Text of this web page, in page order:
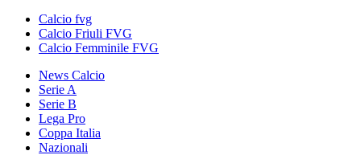
Calcio fvg
Calcio Friuli FVG
Calcio Femminile FVG
News Calcio
Serie A
Serie B
Lega Pro
Coppa Italia
Nazionali